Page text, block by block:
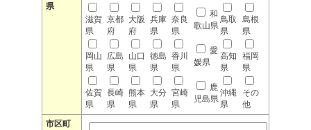
県
滋賀
県
京都
府
大阪
府
兵庫
県
奈良
県
和
歌山県
鳥取
県
島根
県
岡山
県
広島
県
山口
県
徳島
県
香川
県
愛
媛県
高知
県
福岡
県
佐賀
県
長崎
県
熊本
県
大分
県
宮崎
県
鹿
児島県
沖縄
県
その
他
市区町